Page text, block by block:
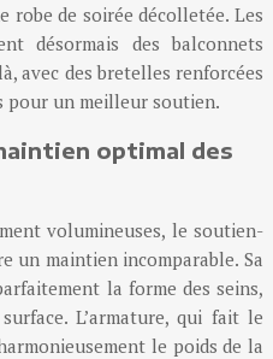
robe de soirée décolletée. Les
désormais des balconnets
avec des bretelles renforcées
pour un meilleur soutien.
optimal des
volumineuses, le soutien-
un maintien incomparable. Sa
la forme des seins,
L’armature, qui fait le
le poids de la